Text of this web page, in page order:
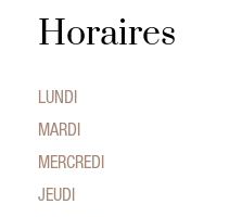
Horaires
LUNDI
MARDI
MERCREDI
JEUDI